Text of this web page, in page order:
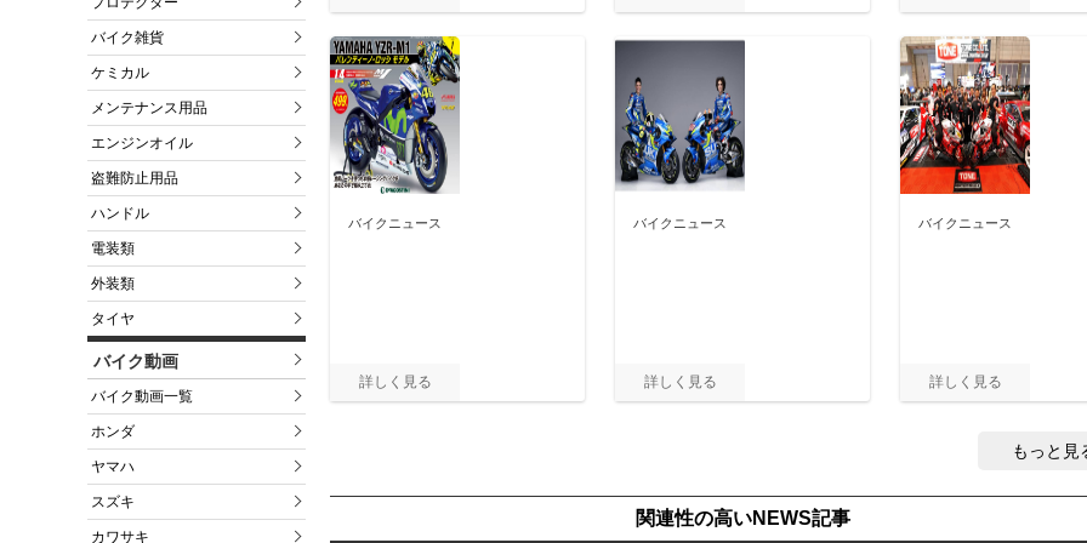
バイク雑貨
ケミカル
メンテナンス用品
エンジンオイル
盗難防止用品
ハンドル
電装類
外装類
タイヤ
バイク動画
バイク動画一覧
ホンダ
ヤマハ
スズキ
カワサキ
バイクニュース バイクニュース バイクニュース
もっと見
関連性の高いNEWS記事